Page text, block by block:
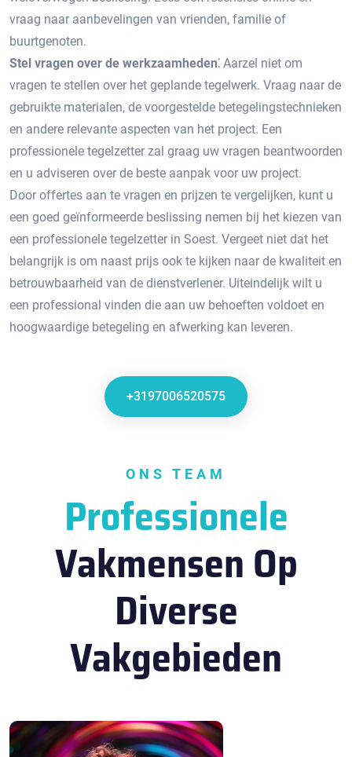
vraag naar aanbevelingen van vrienden, familie of
buurtgenoten.​
Stel vragen over de werkzaamheden⁚ Aarzel niet om
vragen te stellen over het geplande tegelwerk.​ Vraag naar de
gebruikte materialen, de voorgestelde betegelingstechnieken
en andere relevante aspecten van het project.​ Een
professionele tegelzetter zal graag uw vragen beantwoorden
en u adviseren over de beste aanpak voor uw project.​
Door offertes aan te vragen en prijzen te vergelijken, kunt u
een goed geïnformeerde beslissing nemen bij het kiezen van
een professionele tegelzetter in Soest. Vergeet niet dat het
belangrijk is om naast prijs ook te kijken naar de kwaliteit en
betrouwbaarheid van de dienstverlener.​ Uiteindelijk wilt u
een professional vinden die aan uw behoeften voldoet en
hoogwaardige betegeling en afwerking kan leveren.​
+3197006520575
ONS TEAM
Professionele
Vakmensen Op
Diverse
Vakgebieden